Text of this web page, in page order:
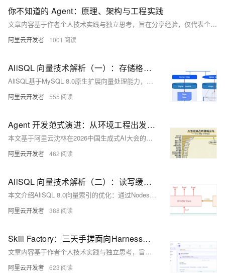
你不知道的 Agent：原理、架构与工程实践
文章内容基于作者个人技术实践与独立思考，旨在分享经验，仅代表个人观点。
阿里云开发者 1001
AliSQL 向量技术解析（一）：存储格式与算法实现
AliSQL基于MySQL 8.0原生扩展向量处理能力，支持高达16383维的向量存储与计算，集成余弦相似度、欧式距离等函数，并通过HNSW算法实现高效近似最近邻搜索。借助结构化辅助表与精度压缩技术，兼顾检索精度与性能，结合数据字典适配保障DDL原子性，为推荐系统、AI应用提供开箱即用的高维向量检索解决方案。
阿里云开发者 555
Agent 开发范式演进：从环境工程出发，“简化”多源实时上下文
本文基于阿里云沈林在2026中国生成式AI大会的分享，指出企业级Agent落地瓶颈不在模型，而在上下文供给能力。文章从“环境工程”视角，提出信息完备性、感官管理、知识对账、变更治理、普惠门槛五大维度，探讨如何让Agent低成本、可靠接入多源实时业务环境。
阿里云开发者 462
AliSQL 向量技术解析（二）：读写缓存与事务并发
本文介绍AliSQL 8.0向量索引的优化：通过Nodes Cache提升搜索效率，结合公共与事务缓存实现RC隔离级别，支持读读、读写并发，并利用预计算与SIMD加速向量计算，显著提升性能。
阿里云开发者 388
Skill Factory：三天手搓面向Harness设计的技能工厂（附AI coding实践）
文章内容基于作者个人技术实践与独立思考，旨在分享经验，仅代表个人观点。
阿里云开发者 623